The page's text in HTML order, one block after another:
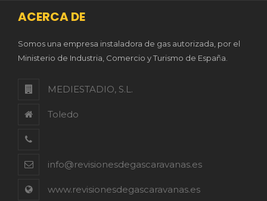
ACERCA DE
Somos una empresa instaladora de gas autorizada, por el
Ministerio de Industria, Comercio y Turismo de España.
MEDIESTADIO, S.L.
Toledo
info@revisionesdegascaravanas.es
www.revisionesdegascaravanas.es